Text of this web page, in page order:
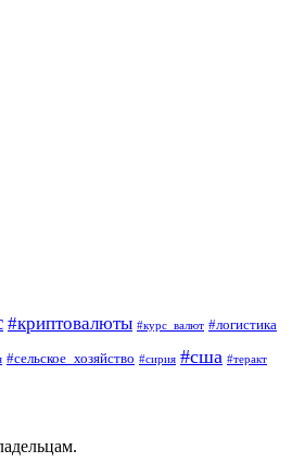
#криптовалюты #курс_валют #логистика
#сельское_хозяйство #сирия #сша #теракт